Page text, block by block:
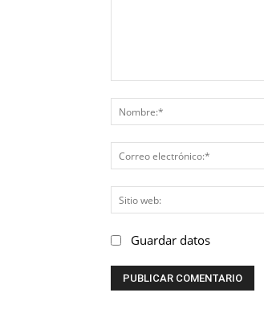
Guardar datos